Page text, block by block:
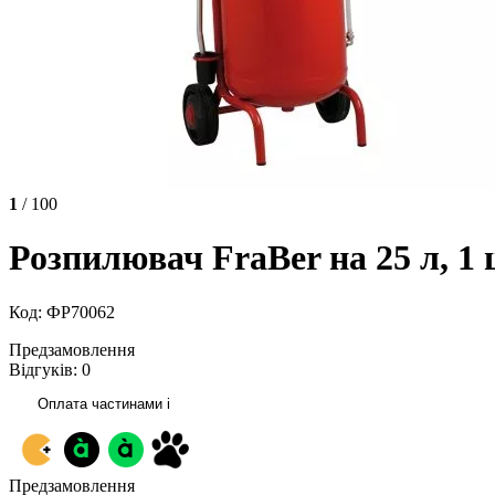
1 / 100
Розпилювач FraBer на 25 л, 1
Код: ФР70062
Предзамовлення
Відгуків: 0
Оплата частинами i
Предзамовлення